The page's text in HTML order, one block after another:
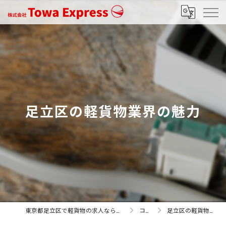
足立区の軽貨物業界の魅力
コラム 足立区の軽貨物業界の魅力